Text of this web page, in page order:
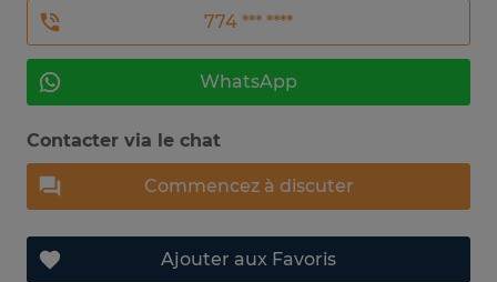
774 *** ****
WhatsApp
Contacter via le chat
Commencez à discuter
Ajouter aux Favoris